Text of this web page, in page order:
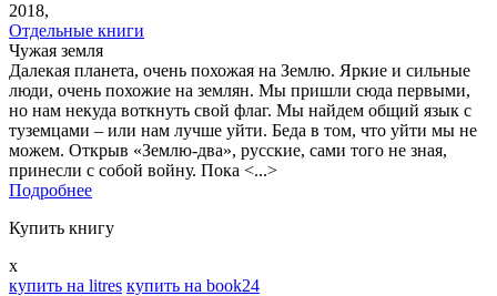
2018,
Отдельные книги
Чужая земля
Далекая планета, очень похожая на Землю. Яркие и сильные
люди, очень похожие на землян. Мы пришли сюда первыми,
но нам некуда воткнуть свой флаг. Мы найдем общий язык с
туземцами – или нам лучше уйти. Беда в том, что уйти мы не
можем. Открыв «Землю-два», русские, сами того не зная,
принесли с собой войну. Пока <...>
Подробнее
Купить книгу
x
купить на litres купить на book24